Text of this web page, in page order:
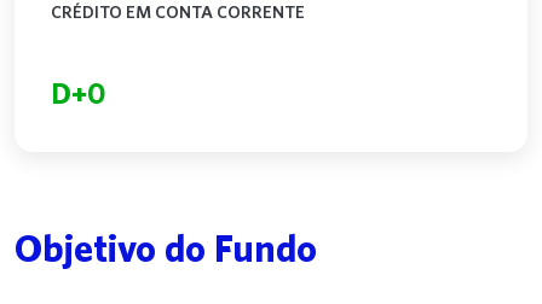
CRÉDITO EM CONTA CORRENTE
D+0
Objetivo do Fundo